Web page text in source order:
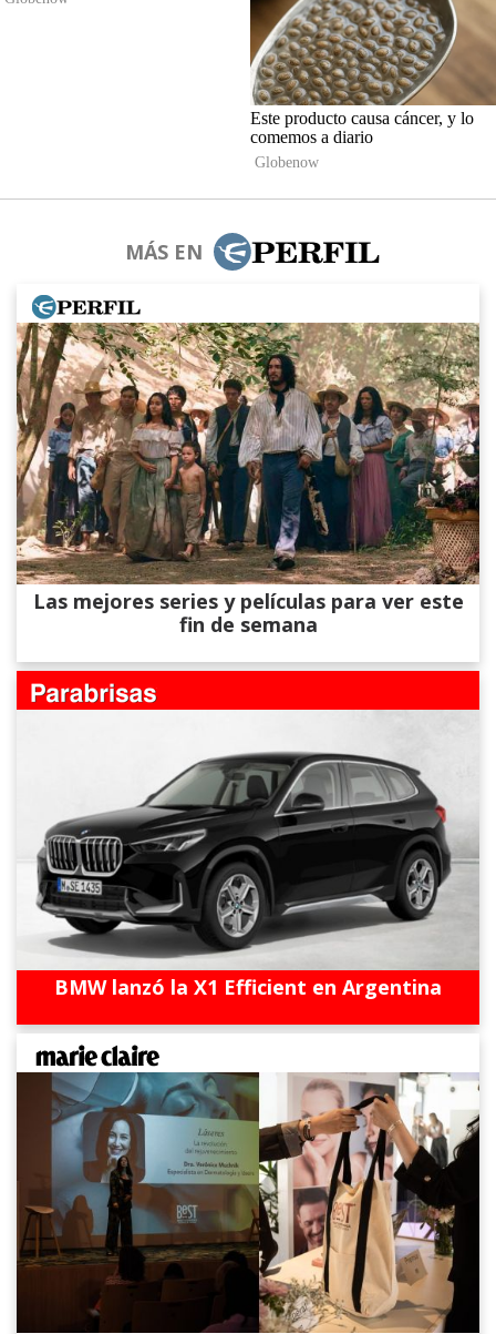
MÁS EN
Las mejores series y películas para ver este
fin de semana
BMW lanzó la X1 Efficient en Argentina